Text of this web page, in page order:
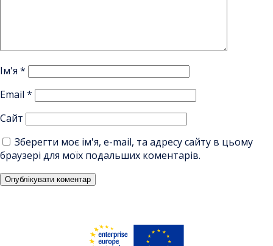
Ім'я *
Email *
Сайт
Зберегти моє ім'я, e-mail, та адресу сайту в цьому
браузері для моїх подальших коментарів.